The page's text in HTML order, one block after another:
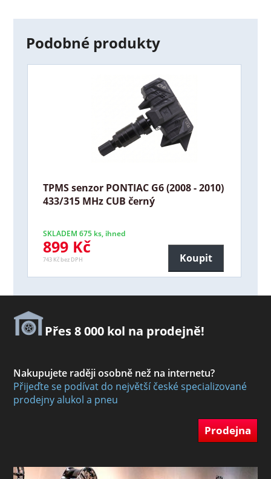
Podobné produkty
TPMS senzor PONTIAC G6 (2008 - 2010)
433/315 MHz CUB černý
SKLADEM 675 ks, ihned
899 Kč
743 Kč bez DPH Koupit
Přes 8 000 kol na prodejně!
Nakupujete raději osobně než na internetu?
Přijeďte se podívat do největší české specializované
prodejny alukol a pneu
Prodejna